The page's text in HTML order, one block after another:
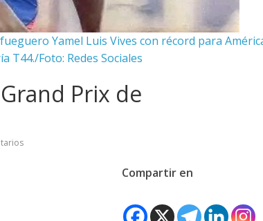
Yamel Luis Vives con récord para
T44./Foto: Redes Sociales
Prix de
Compartir en